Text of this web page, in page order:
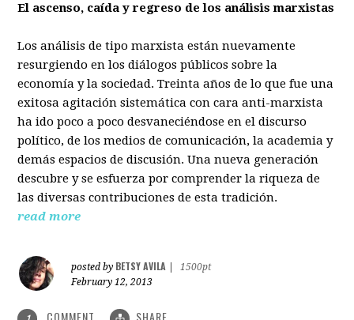
El ascenso, caída y regreso de los análisis marxistas
Los análisis de tipo marxista están nuevamente
resurgiendo en los diálogos públicos sobre la
economía y la sociedad. Treinta años de lo que fue una
exitosa agitación sistemática con cara anti-marxista
ha ido poco a poco desvaneciéndose en el discurso
político, de los medios de comunicación, la academia y
demás espacios de discusión. Una nueva generación
descubre y se esfuerza por comprender la riqueza de
las diversas contribuciones de esta tradición.
read more
posted by BETSY AVILA
1500pt
February 12, 2013
COMMENT SHARE